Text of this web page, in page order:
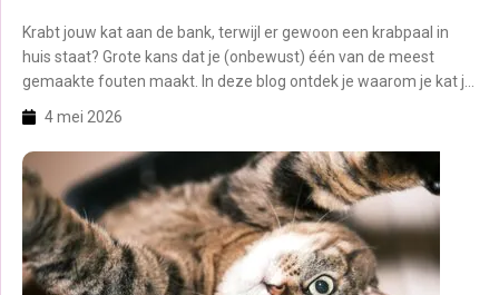
Krabt jouw kat aan de bank, terwijl er gewoon een krabpaal in
huis staat? Grote kans dat je (onbewust) één van de meest
gemaakte fouten maakt. In deze blog ontdek je waarom je kat je
krabpaal negeert én hoe je ervoor zorgt dat jouw Rebel er wél dol
op wordt. Op deze pagina: 1. Waarom […]
4 mei 2026